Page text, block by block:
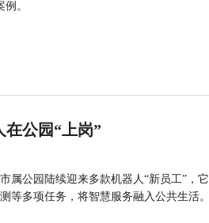
。
在公园“上岗”
属公园陆续迎来多款机器人“新员工”，
等多项任务，将智慧服务融入公共生活。